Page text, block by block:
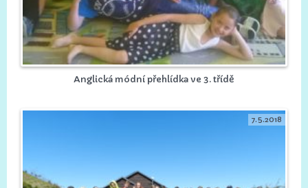
Anglická módní přehlídka ve 3. třídě
7.5.2018